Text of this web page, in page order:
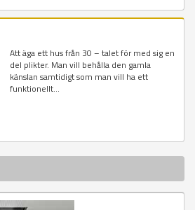
Att äga ett hus från 30 – talet för med sig en
del plikter. Man vill behålla den gamla
känslan samtidigt som man vill ha ett
funktionellt...